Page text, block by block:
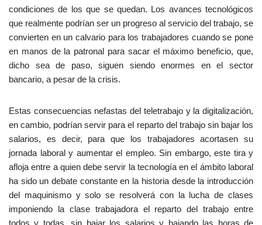
condiciones de los que se quedan. Los avances tecnológicos
que realmente podrían ser un progreso al servicio del trabajo, se
convierten en un calvario para los trabajadores cuando se pone
en manos de la patronal para sacar el máximo beneficio, que,
dicho sea de paso, siguen siendo enormes en el sector
bancario, a pesar de la crisis.
Estas consecuencias nefastas del teletrabajo y la digitalización,
en cambio, podrían servir para el reparto del trabajo sin bajar los
salarios, es decir, para que los trabajadores acortasen su
jornada laboral y aumentar el empleo. Sin embargo, este tira y
afloja entre a quien debe servir la tecnología en el ámbito laboral
ha sido un debate constante en la historia desde la introducción
del maquinismo y solo se resolverá con la lucha de clases
imponiendo la clase trabajadora el reparto del trabajo entre
todos y todas, sin bajar los salarios y bajando las horas de